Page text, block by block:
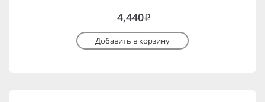
4,440i
Добавить в корзину